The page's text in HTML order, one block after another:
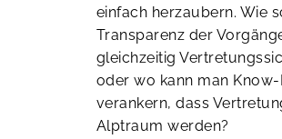
einfach herzaubern. Wie
Transparenz der
gleichzeitig
oder wo kann man
verankern, dass
Alptraum werden?